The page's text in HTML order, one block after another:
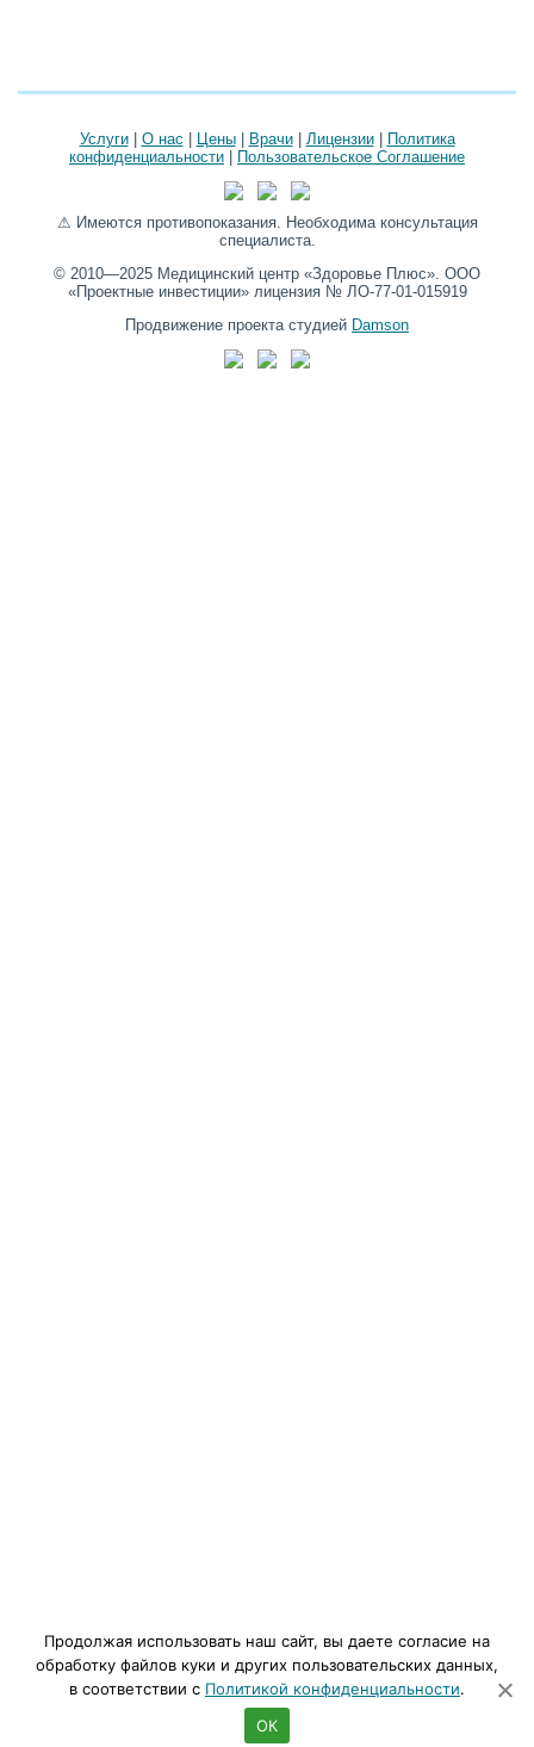
Услуги| О нас Цены| Врачи| Лицензии|
Политика
конфиденциальности
Пользовательское Соглашение
⚠ Имеются противопоказания. Необходима консультация
специалиста.
© 2010—2025 Медицинский центр «Здоровье Плюс». ООО
«Проектные инвестиции» лицензия № ЛО-77-01-015919
Продвижение проекта студией Damson
Продолжая использовать наш сайт, вы даете согласие на
обработку файлов куки и других пользовательских данных,
в соответствии с Политикой конфиденциальности.
ОК